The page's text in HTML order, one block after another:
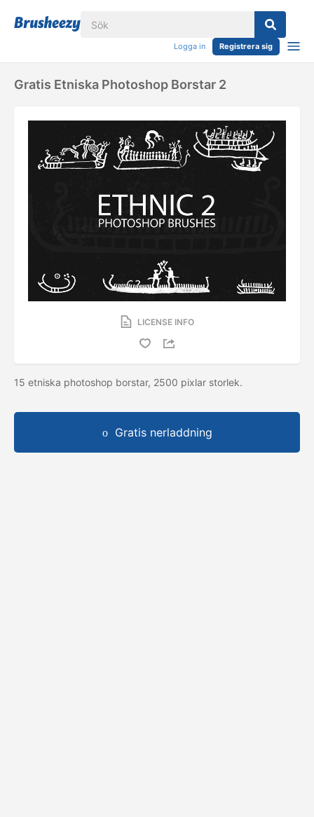
Logga in Registrera sig
Gratis Etniska Photoshop Borstar 2
LICENSE INFO
15 etniska photoshop borstar, 2500 pixlar storlek.
Gratis nerladdning